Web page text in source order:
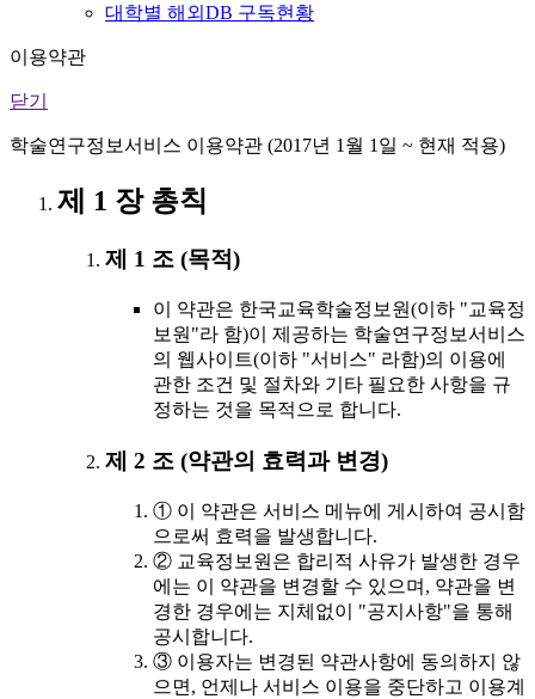
대학별 해외DB 구독현황
이용약관
닫기
학술연구정보서비스 이용약관 (2017년 1월 1일 ~ 현재 적용)
제 1 장 총칙
제 1 조 (목적)
이 약관은 한국교육학술정보원(이하 "교육정
보원"라 함)이 제공하는 학술연구정보서비스
의 웹사이트(이하 "서비스" 라함)의 이용에
관한 조건 및 절차와 기타 필요한 사항을 규
정하는 것을 목적으로 합니다.
제 2 조 (약관의 효력과 변경)
① 이 약관은 서비스 메뉴에 게시하여 공시함
으로써 효력을 발생합니다.
② 교육정보원은 합리적 사유가 발생한 경우
에는 이 약관을 변경할 수 있으며, 약관을 변
경한 경우에는 지체없이 "공지사항"을 통해
공시합니다.
③ 이용자는 변경된 약관사항에 동의하지 않
으면, 언제나 서비스 이용을 중단하고 이용계